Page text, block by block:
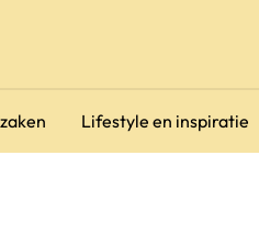
Lifestyle en inspiratie